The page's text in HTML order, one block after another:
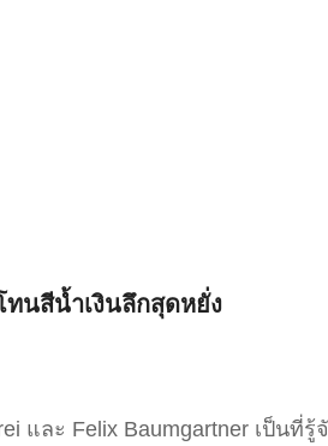
ทนสีน้ำเงินลึกสุดหยั่ง
และ Felix Baumgartner เป็นที่รู้